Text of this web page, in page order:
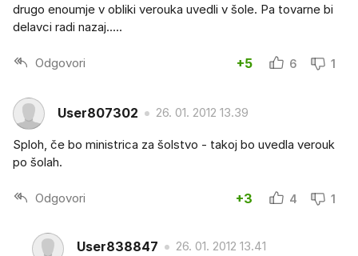
drugo enoumje v obliki verouka uvedli v šole. Pa tovarne bi
delavci radi nazaj.....
Odgovori +5 6 1
User807302 26. 01. 2012 13.39
Sploh, če bo ministrica za šolstvo - takoj bo uvedla verouk
po šolah.
Odgovori +3 4 1
User838847 26. 01. 2012 13.41